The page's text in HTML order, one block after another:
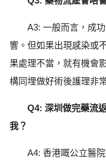
A3: 一般而言，成
響。但如果出現感染或
果處理不當，就有機會
構同埋做好術後護理非
Q4: 深圳做完藥流
我？
A4: 香港嘅公立醫